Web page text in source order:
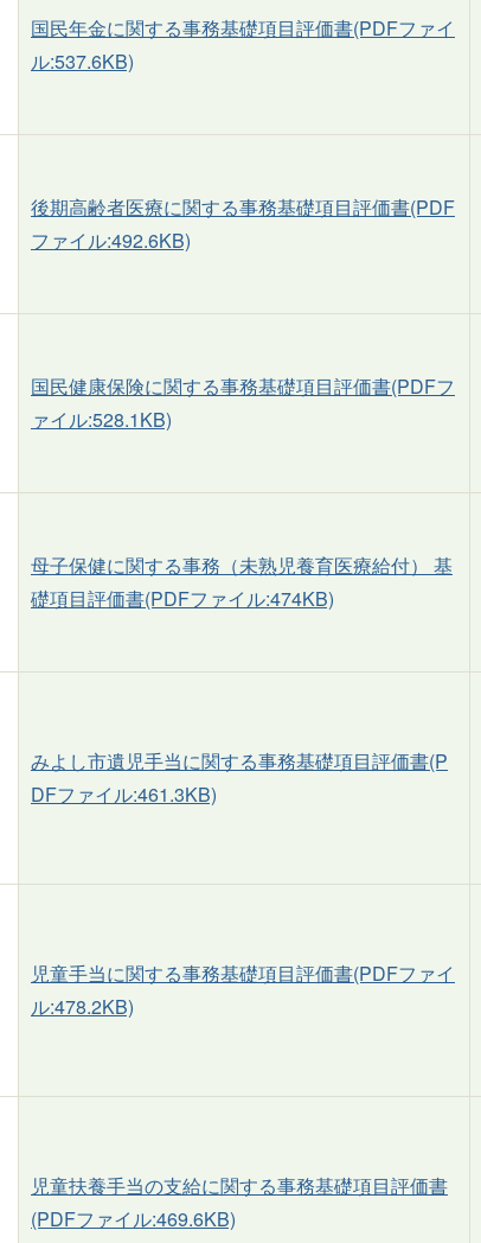
国民年金に関する事務基礎項目評価書(PDFファイ
ル:537.6KB)
後期高齢者医療に関する事務基礎項目評価書(PDF
ファイル:492.6KB)
国民健康保険に関する事務基礎項目評価書(PDFフ
ァイル:528.1KB)
母子保健に関する事務（未熟児養育医療給付） 基
礎項目評価書(PDFファイル:474KB)
みよし市遺児手当に関する事務基礎項目評価書(P
DFファイル:461.3KB)
児童手当に関する事務基礎項目評価書(PDFファイ
ル:478.2KB)
児童扶養手当の支給に関する事務基礎項目評価書
(PDFファイル:469.6KB)